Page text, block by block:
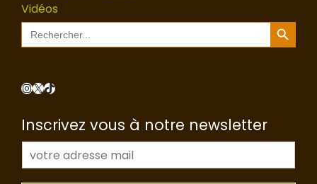
Vidéos
Search
for:
Search Button
Instagram
X TikTok
Inscrivez vous à notre newsletter
E